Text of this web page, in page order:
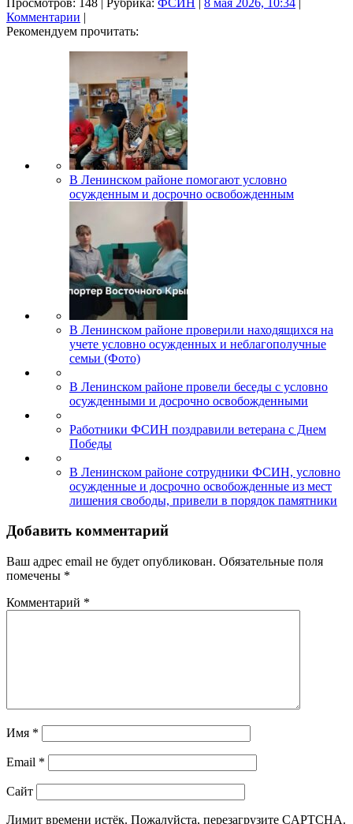
Комментарии |
Рекомендуем прочитать:
В Ленинском районе помогают условно
осужденным и досрочно освобожденным
В Ленинском районе проверили находящихся на
учете условно осужденных и неблагополучные
семьи (Фото)
В Ленинском районе провели беседы с условно
осужденными и досрочно освобожденными
Работники ФСИН поздравили ветерана с Днем
Победы
В Ленинском районе сотрудники ФСИН, условно
осужденные и досрочно освобожденные из мест
лишения свободы, привели в порядок памятники
Добавить комментарий
Ваш адрес email не будет опубликован. Обязательные поля
помечены *
Комментарий *
Имя *
Email *
Сайт
Лимит времени истёк. Пожалуйста, перезагрузите CAPTCHA.